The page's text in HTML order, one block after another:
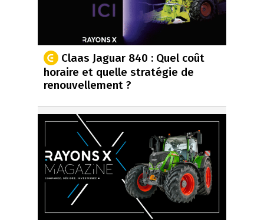
Claas Jaguar 840 : Quel coût
horaire et quelle stratégie de
renouvellement ?